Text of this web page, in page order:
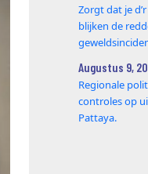
Zorgt dat je
blijken de
Augustus 9,
Regionale
controles op
Pattaya.